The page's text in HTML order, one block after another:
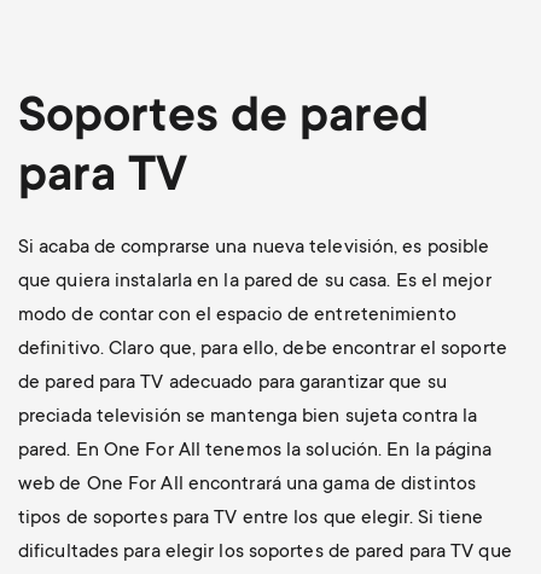
Soportes de pared
para TV
Si acaba de comprarse una nueva televisión, es posible
que quiera instalarla en la pared de su casa. Es el mejor
modo de contar con el espacio de entretenimiento
definitivo. Claro que, para ello, debe encontrar el soporte
de pared para TV adecuado para garantizar que su
preciada televisión se mantenga bien sujeta contra la
pared. En One For All tenemos la solución. En la página
web de One For All encontrará una gama de distintos
tipos de soportes para TV entre los que elegir. Si tiene
dificultades para elegir los soportes de pared para TV que